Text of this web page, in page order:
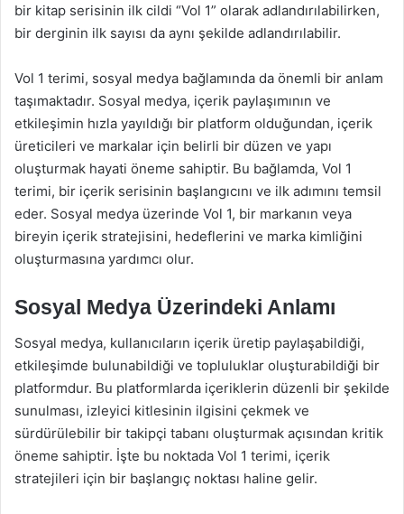
bir kitap serisinin ilk cildi “Vol 1” olarak adlandırılabilirken,
bir derginin ilk sayısı da aynı şekilde adlandırılabilir.
Vol 1 terimi, sosyal medya bağlamında da önemli bir anlam
taşımaktadır. Sosyal medya, içerik paylaşımının ve
etkileşimin hızla yayıldığı bir platform olduğundan, içerik
üreticileri ve markalar için belirli bir düzen ve yapı
oluşturmak hayati öneme sahiptir. Bu bağlamda, Vol 1
terimi, bir içerik serisinin başlangıcını ve ilk adımını temsil
eder. Sosyal medya üzerinde Vol 1, bir markanın veya
bireyin içerik stratejisini, hedeflerini ve marka kimliğini
oluşturmasına yardımcı olur.
Sosyal Medya Üzerindeki Anlamı
Sosyal medya, kullanıcıların içerik üretip paylaşabildiği,
etkileşimde bulunabildiği ve topluluklar oluşturabildiği bir
platformdur. Bu platformlarda içeriklerin düzenli bir şekilde
sunulması, izleyici kitlesinin ilgisini çekmek ve
sürdürülebilir bir takipçi tabanı oluşturmak açısından kritik
öneme sahiptir. İşte bu noktada Vol 1 terimi, içerik
stratejileri için bir başlangıç noktası haline gelir.